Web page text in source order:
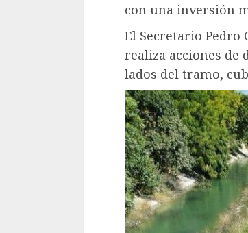
con una inversión
El Secretario Pedro
realiza acciones de
lados del tramo,